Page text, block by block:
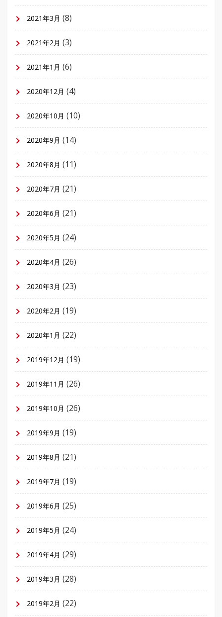
2021年3月 (8)
2021年2月 (3)
2021年1月 (6)
2020年12月 (4)
2020年10月 (10)
2020年9月 (14)
2020年8月 (11)
2020年7月 (21)
2020年6月 (21)
2020年5月 (24)
2020年4月 (26)
2020年3月 (23)
2020年2月 (19)
2020年1月 (22)
2019年12月 (19)
2019年11月 (26)
2019年10月 (26)
2019年9月 (19)
2019年8月 (21)
2019年7月 (19)
2019年6月 (25)
2019年5月 (24)
2019年4月 (29)
2019年3月 (28)
2019年2月 (22)